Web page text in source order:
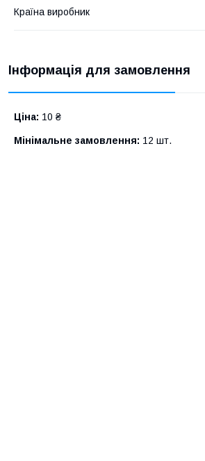
Країна виробник
Інформація для замовлення
Ціна: 10 ₴
Мінімальне замовлення: 12 шт.